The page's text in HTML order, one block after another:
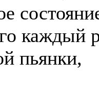
каждый
пьянки,